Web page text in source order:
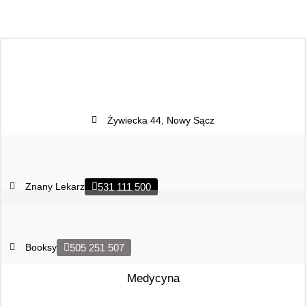
Żywiecka 44, Nowy Sącz
Znany Lekarz 531 111 500
Booksy 505 251 507
Medycyna